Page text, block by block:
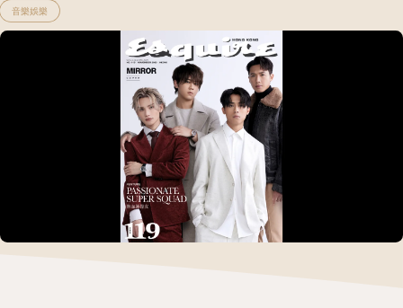
音樂娛樂